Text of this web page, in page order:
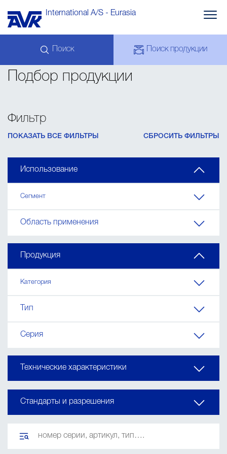
International A/S - Eurasia
Водоснабжение
Сточные воды
Газоснабжение
Познавая новое
Поиск Поиск продукции
НОВОСТИ
КОНТАКТЫ
ЗАПРОС
Подбор продукции
Фильтр
ПОКАЗАТЬ ВСЕ ФИЛЬТРЫ СБРОСИТЬ ФИЛЬТРЫ
Использование
Сегмент
Область применения
Продукция
Категория
Тип
Серия
Технические характеристики
Стандарты и разрешения